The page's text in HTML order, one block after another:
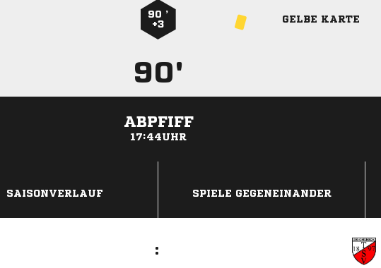
90 ’
+3
GELBE KARTE
90'
ABPFIFF
17:44UHR
SAISONVERLAUF SPIELE GEGENEINANDER
: